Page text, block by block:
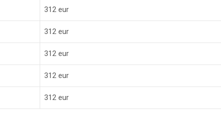
312 eur
312 eur
312 eur
312 eur
312 eur